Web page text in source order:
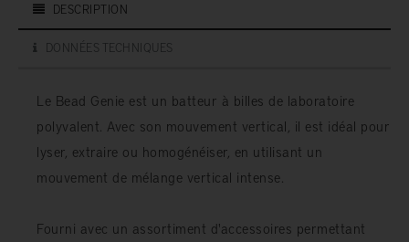
DESCRIPTION
DONNÉES TECHNIQUES
Le Bead Genie est un batteur à billes de laboratoire
polyvalent. Avec son mouvement vertical, il est idéal pour
lyser, extraire ou homogénéiser, en utilisant un
mouvement de mélange vertical intense.
Fourni avec un assortiment d'accessoires permettant